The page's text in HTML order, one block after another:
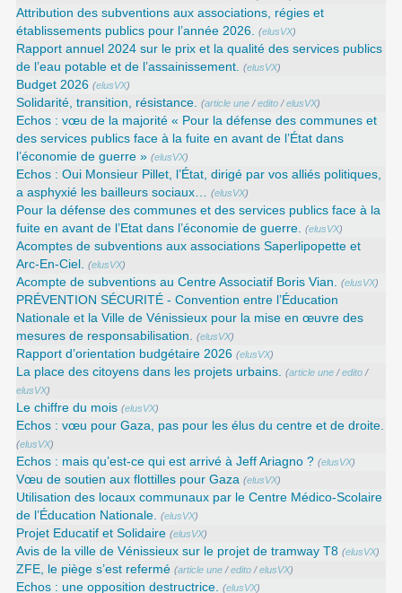
Attribution des subventions aux associations, régies et
établissements publics pour l’année 2026. (elusVX)
Rapport annuel 2024 sur le prix et la qualité des services publics
de l’eau potable et de l’assainissement. (elusVX)
Budget 2026 (elusVX)
Solidarité, transition, résistance. (article une /edito /elusVX)
Echos : vœu de la majorité « Pour la défense des communes et
des services publics face à la fuite en avant de l’État dans
l’économie de guerre » (elusVX)
Echos : Oui Monsieur Pillet, l’État, dirigé par vos alliés politiques,
a asphyxié les bailleurs sociaux… (elusVX)
Pour la défense des communes et des services publics face à la
fuite en avant de l’Etat dans l’économie de guerre. (elusVX)
Acomptes de subventions aux associations Saperlipopette et
Arc-En-Ciel. (elusVX)
Acompte de subventions au Centre Associatif Boris Vian. (elusVX)
PRÉVENTION SÉCURITÉ - Convention entre l’Éducation
Nationale et la Ville de Vénissieux pour la mise en œuvre des
mesures de responsabilisation. (elusVX)
Rapport d’orientation budgétaire 2026 (elusVX)
La place des citoyens dans les projets urbains. (article une /edito /
elusVX)
Le chiffre du mois (elusVX)
Echos : vœu pour Gaza, pas pour les élus du centre et de droite.
(elusVX)
Echos : mais qu’est-ce qui est arrivé à Jeff Ariagno ? (elusVX)
Vœu de soutien aux flottilles pour Gaza (elusVX)
Utilisation des locaux communaux par le Centre Médico-Scolaire
de l’Éducation Nationale. (elusVX)
Projet Educatif et Solidaire (elusVX)
Avis de la ville de Vénissieux sur le projet de tramway T8 (elusVX)
ZFE, le piège s’est refermé (article une /edito /elusVX)
Echos : une opposition destructrice. (elusVX)